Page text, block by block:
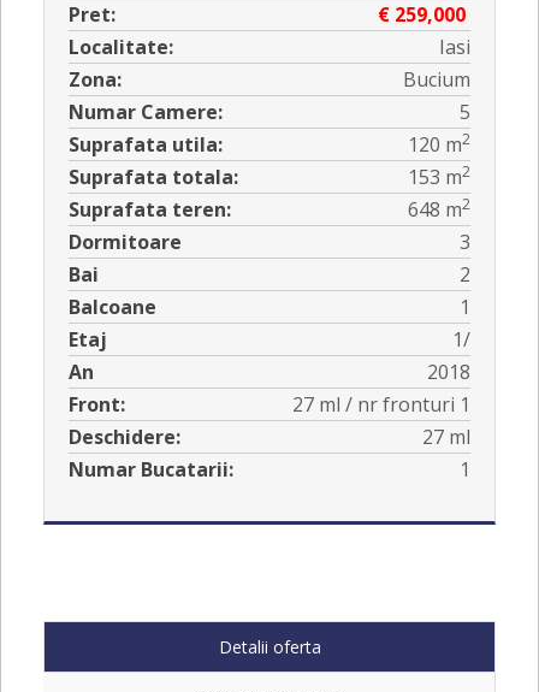
Pret:
€ 259,000
Localitate:
Iasi
Zona:
Bucium
Numar Camere:
5
Suprafata utila:
120 m2
Suprafata totala: 153 m2
Suprafata teren: 648 m2
Dormitoare
3
Bai
2
Balcoane
1
Etaj
1/
An
2018
Front:
27 ml / nr fronturi 1
Deschidere:
27 ml
Numar Bucatarii:
1
Detalii oferta